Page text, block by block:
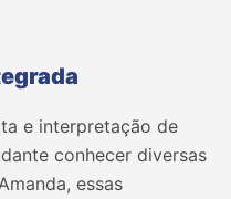
e interpretação de
conhecer diversas
essas